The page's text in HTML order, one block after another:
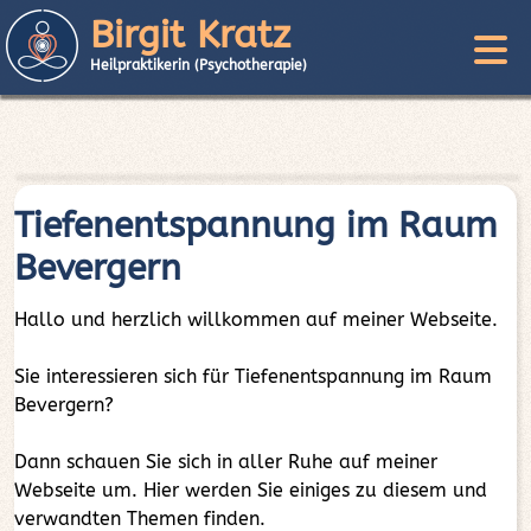
Birgit Kratz
Heilpraktikerin (Psychotherapie)
Tiefenentspannung im Raum
Bevergern
Hallo und herzlich willkommen auf meiner Webseite.
Sie interessieren sich für Tiefenentspannung im Raum
Bevergern?
Dann schauen Sie sich in aller Ruhe auf meiner
Webseite um. Hier werden Sie einiges zu diesem und
verwandten Themen finden.